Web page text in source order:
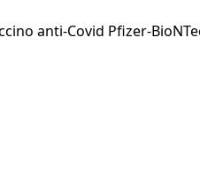
anti-Covid Pfizer-